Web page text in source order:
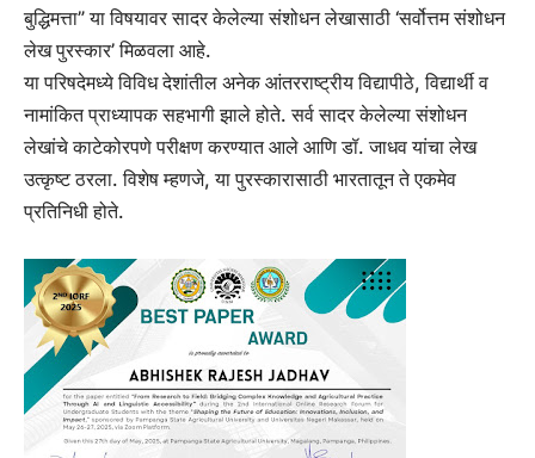
बुद्धिमत्ता” या विषयावर सादर केलेल्या संशोधन लेखासाठी ‘सर्वोत्तम संशोधन
लेख पुरस्कार’ मिळवला आहे.
या परिषदेमध्ये विविध देशांतील अनेक आंतरराष्ट्रीय विद्यापीठे, विद्यार्थी व
नामांकित प्राध्यापक सहभागी झाले होते. सर्व सादर केलेल्या संशोधन
लेखांचे काटेकोरपणे परीक्षण करण्यात आले आणि डॉ. जाधव यांचा लेख
उत्कृष्ट ठरला. विशेष म्हणजे, या पुरस्कारासाठी भारतातून ते एकमेव
प्रतिनिधी होते.